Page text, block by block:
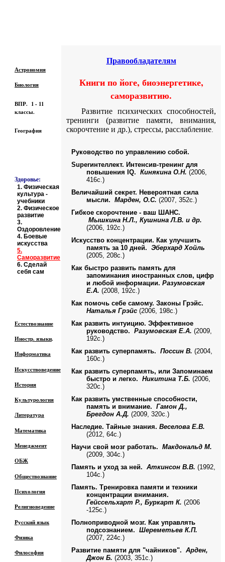
Правообладателям
Книги по йоге, биоэнергетике,
саморазвитию.
Развитие психических способностей,
тренинги (развитие памяти, внимания,
скорочтение и др.), стрессы, расслабление.
Руководство по управлению собой.
Superинтеллект. Интенсив-тренинг для
повышения IQ. Кинякина О.Н. (2006,
416с.)
Величайший секрет. Невероятная сила
мысли. Марден, О.С. (2007, 352с.)
Гибкое скорочтение - ваш ШАНС.
Мышкина Н.Л., Кушнина Л.В. и др.
(2006, 192с.)
Искусство концентрации. Как улучшить
память за 10 дней. Эберхард Хойль
(2005, 208с.)
Как быстро развить память для
запоминания иностранных слов, цифр
и любой информации. Разумовская
Е.А. (2008, 192с.)
Как помочь себе самому. Законы Грэйс.
Наталья Грэйс (2006, 198с.)
Как развить интуицию. Эффективное
руководство. Разумовская Е.А. (2009,
192с.)
Как развить суперпамять. Поссин В. (2004,
160с.)
Как развить суперпамять, или Запоминаем
быстро и легко. Никитина Т.Б. (2006,
320с.)
Как развить умственные способности,
память и внимание. Гамон Д.,
Брегдон А.Д. (2009, 320с.)
Наследие. Тайные знания. Веселова Е.В.
(2012, 64с.)
Научи свой мозг работать. Макдональд М.
(2009, 304с.)
Память и уход за ней. Аткинсон В.В. (1992,
104с.)
Память. Тренировка памяти и техники
концентрации внимания.
Гейссельхарт Р., Буркарт К. (2006
-125с.)
Полноприводной мозг. Как управлять
подсознанием. Шереметьев К.П.
(2007, 224с.)
Развитие памяти для "чайников". Арден,
Джон Б. (2003, 351с.)
Астрономия
Биология
ВПР. 1 - 11
классы.
География
Здоровье:
1. Физическая
культура -
учебники
2. Физическое
развитие
3.
Оздоровление
4. Боевые
искусства
5.
Саморазвитие
6. Сделай
себя сам
Естествознание
Иностр. языки.
Информатика
Искусствоведение
История
Культурология
Литература
Математика
Менеджмент
ОБЖ
Обществознание
Психология
Религиоведение
Русский язык
Физика
Философия